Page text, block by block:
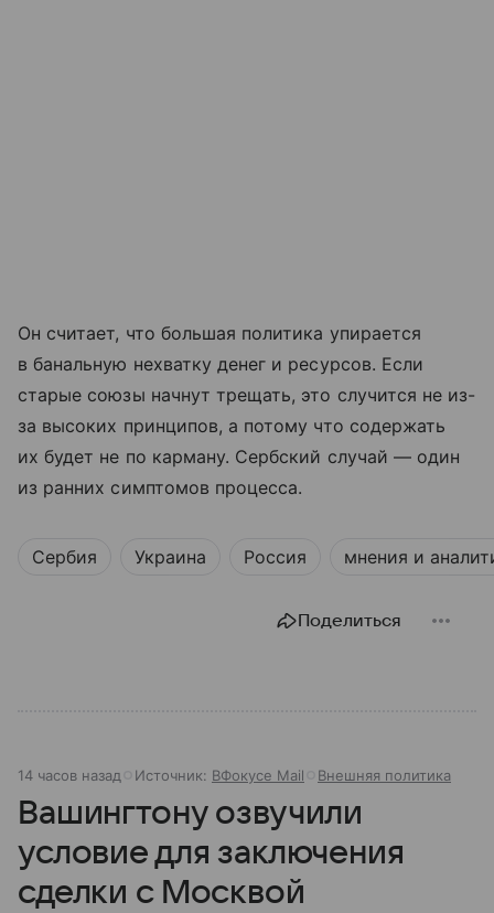
Он считает, что большая политика упирается
в банальную нехватку денег и ресурсов. Если
старые союзы начнут трещать, это случится не из-
за высоких принципов, а потому что содержать
их будет не по карману. Сербский случай — один
из ранних симптомов процесса.
Сербия Украина Россия мнения и
Поделиться
14 часов назад Источник: ВФокусе Mail Внешняя политика
Вашингтону озвучили
условие для заключения
сделки с Москвой